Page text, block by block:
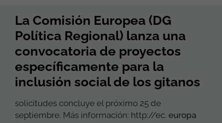
La Comisión Europea (DG
Política Regional) lanza una
convocatoria de proyectos
específicamente para la
inclusión social de los gitanos
solicitudes concluye el próximo 25 de
septiembre. Más información: http://ec. europa